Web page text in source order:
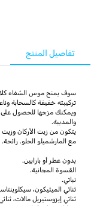
تفاصيل المنتج
سوف يمنح موس الشفاه
تركيبته خفيفة كالسحابة
ويمكنك مزجها للحصول على
والمدببة.
مع المارشميلو الحلو. رائحة.
بدون عطر أو بارابين.
القسوة المجانية.
نباتي.
ثنائي إيزوستيريل مالات،